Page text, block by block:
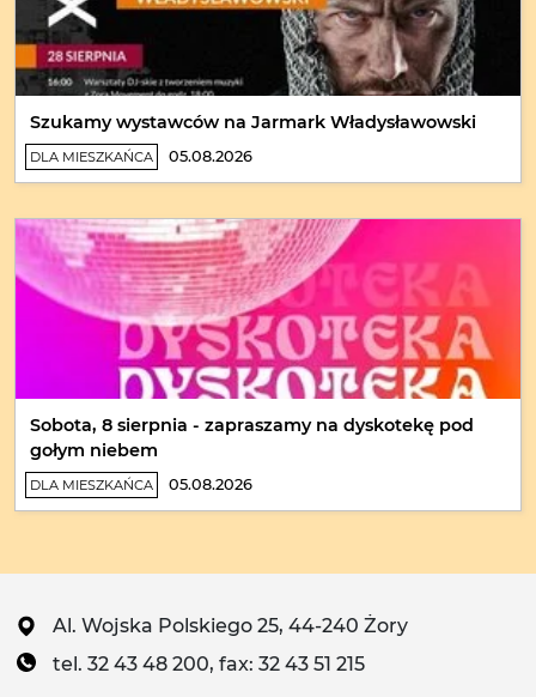
Szukamy wystawców na Jarmark Władysławowski
DLA MIESZKAŃCA 05.08.2026
Sobota, 8 sierpnia - zapraszamy na dyskotekę pod
gołym niebem
DLA MIESZKAŃCA 05.08.2026
Al. Wojska Polskiego 25, 44-240 Żory
tel. 32 43 48 200, fax: 32 43 51 215